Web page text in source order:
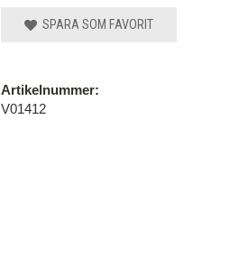
SPARA SOM FAVORIT
Artikelnummer:
V01412